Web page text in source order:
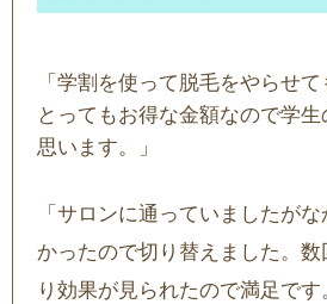
「学割を使って脱毛をやらせて
とってもお得な金額なので学
思います。」
「サロンに通っていましたが
かったので切り替えました。
り効果が見られたので満足です